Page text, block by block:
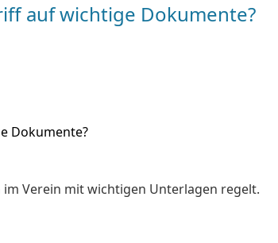
auf wichtige Dokumente?
Dokumente?
Verein mit wichtigen Unterlagen regelt.